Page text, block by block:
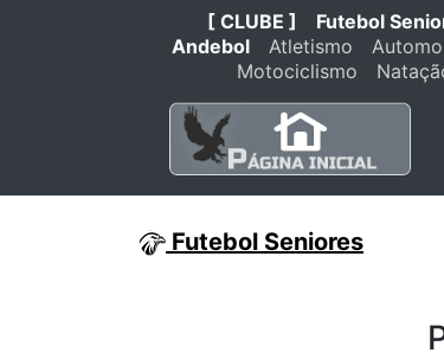
[ CLUBE ] Futebol
Andebol
Atletismo
Motociclismo
Futebol Seniores